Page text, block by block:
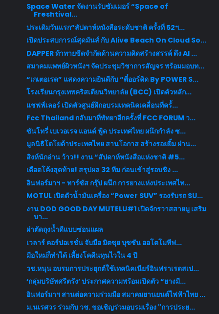
Space Water จัดงานรับซัมเมอร์ “Space of
Freshtival...
ประเดิมวันแรก“สัปดาห์หนังสือระดับชาติ ครั้งที่ 52ฯ...
เปิดประสบการณ์สุดมันส์ กับ Alive Beach On Cloud So...
DAPPER ท้าทายขีดจำกัดด้านความคิดสร้างสรรค์ ดึง AI ...
สมาคมแพทย์ผิวหนังฯ จัดประชุมวิชาการสัญจร พร้อมมอบท...
“เกเตอเรด” แสดงความยินดีกับ “ตี๋ออร์คิด By POWER S...
โรงเรียนกรุงเทพคริสเตียนวิทยาลัย (BCC) เปิดตัวหลัก...
แชฟฟ์เลอร์ เปิดตัวศูนย์ฝึกอบรมเทคนิคเคลื่อนที่ครั้...
Fcc Thailand กลับมาที่พัทยาอีกครั้งที่ FCC FORUM ว...
ซันโทรี่ เบเวอเรจ แอนด์ ฟู้ด ประเทศไทย ผนึกกำลัง ซ...
มูลนิธิโตโยต้าประเทศไทย สานโอกาส สร้างรอยยิ้ม ผ่าน...
สิงห์นักอ่าน ว้าว!! งาน “สัปดาห์หนังสือแห่งชาติ #5...
เดือดโค้งสุดท้าย! สรุปผล 32 ทีม ก่อนเข้าสู่รอบชิง ...
อินฟอร์มาฯ - ทาร์ซัส กรุ๊ป ผนึก การยางแห่งประเทศไท...
MOTUL เปิดตัวน้ำมันเครื่อง “Power SUV” รองรับรถ SU...
งาน DOD GOOD DAY MUTELU#1 เปิดจักรวาสสายมู เสริม
บา...
ผ่าตัดถุงน้ำดีแบบซ่อนแผล
เวลาร์ คอร์ปอเรชั่น จับมือ มิตซุย บุซซัน ออโตโมทีฟ...
มือใหม่ก็ทำได้ เลี้ยงโคคืนทุนไวใน 4 ปี
วช.หนุน อบรมการประยุกต์ใช้เทคนิคเนียร์อินฟราเรดสเป...
‘กลุ่มบริษัทศรีตรัง’ ประกาศความพร้อมเปิดตัว “ยางมี...
อินฟอร์มาฯ สานต่อความร่วมมือ สมาคมยานยนต์ไฟฟ้าไทย ...
ม.นเรศวร ร่วมกับ วช. ขอเชิญร่วมอบรมเรื่อง "การประย...